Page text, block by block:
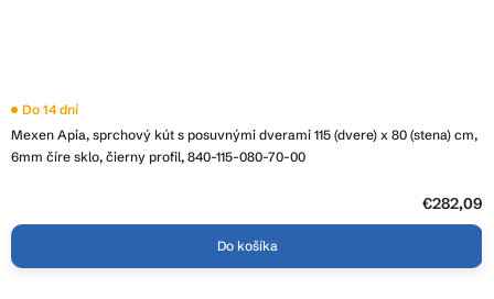
Mexen Apia, sprchový kút s posuvnými dverami 115 (dvere) x 80 (stena) cm,
6mm číre sklo, čierny profil, 840-115-080-70-00
Do 14 dní
€282,09
Do košíka